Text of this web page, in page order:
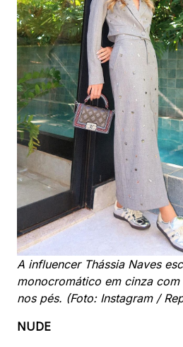
A influencer Thássia Naves
monocromático em cinza
nos pés. (Foto: Instagram /
NUDE